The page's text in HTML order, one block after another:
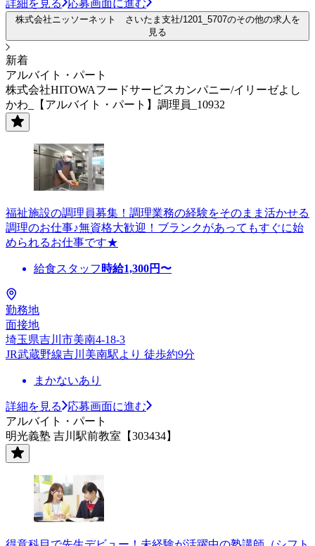
詳細を見る 応募画面に進む
株式会社ニッソーネット さいたま支社/1201_5707のその他の求人を
見る
新着
アルバイト・パート
株式会社HITOWAフードサービスカンパニー/イリーゼよし
かわ_【アルバイト・パート】調理員_10932
福祉施設の調理員募集！調理業務の経験をそのまま活かせる
調理のお仕事♪無資格大歓迎！ブランクがあってもすぐに始
められるお仕事です★
給食スタッフ 時給1,300円〜
勤務地
面接地
埼玉県吉川市美南4-18-3
JR武蔵野線吉川美南駅より 徒歩約9分
まかないあり
詳細を見る
応募画面に進む
アルバイト・パート
明光義塾 吉川駅前教室【303434】